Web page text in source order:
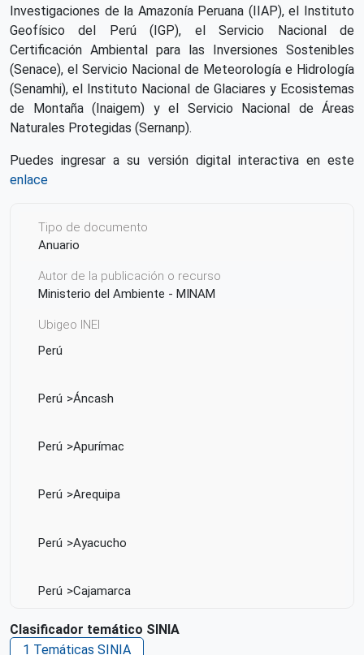
Investigaciones de la Amazonía Peruana (IIAP), el Instituto
Geofísico del Perú (IGP), el Servicio Nacional de
Certificación Ambiental para las Inversiones Sostenibles
(Senace), el Servicio Nacional de Meteorología e Hidrología
(Senamhi), el Instituto Nacional de Glaciares y Ecosistemas
de Montaña (Inaigem) y el Servicio Nacional de Áreas
Naturales Protegidas (Sernanp).
Puedes ingresar a su versión digital interactiva en este
enlace
Tipo de documento
Anuario
Autor de la publicación o recurso
Ministerio del Ambiente - MINAM
Ubigeo INEI
Perú
Perú Áncash
Perú Apurímac
Perú Arequipa
Perú Ayacucho
Perú Cajamarca
Perú Callao
Clasificador temático SINIA
1 Temáticas SINIA